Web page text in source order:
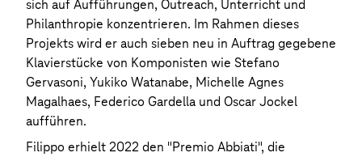
sich auf Aufführungen, Outreach, Unterricht und
Philanthropie konzentrieren. Im Rahmen dieses
Projekts wird er auch sieben neu in Auftrag gegebene
Klavierstücke von Komponisten wie Stefano
Gervasoni, Yukiko Watanabe, Michelle Agnes
Magalhaes, Federico Gardella und Oscar Jockel
aufführen.
Filippo erhielt 2022 den "Premio Abbiati", die